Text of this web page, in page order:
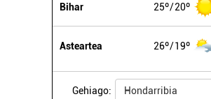
Bihar 25º 20º
Asteartea 26º 19º
Gehiago: Hondarribia